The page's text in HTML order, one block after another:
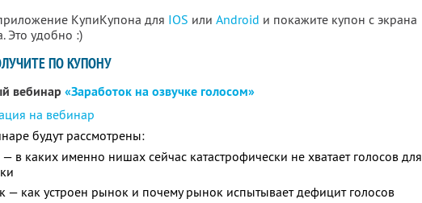
КупиКупона для IOS или Android и покажите купон с экрана
Это удобно :)
ПО КУПОНУ
вебинар «Заработок на озвучке голосом»
на вебинар
будут рассмотрены:
в каких именно нишах сейчас катастрофически не хватает голосов для
— как устроен рынок и почему рынок испытывает дефицит голосов